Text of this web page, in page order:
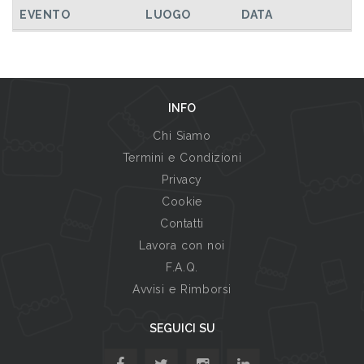
TUTTI GLI EVENTI
EVENTO LUOGO DATA
INFO
Chi Siamo
Termini e Condizioni
Privacy
Cookie
Contatti
Lavora con noi
F.A.Q.
Avvisi e Rimborsi
SEGUICI SU